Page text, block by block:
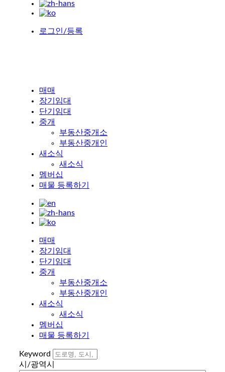
로그인/등록
매매
장기임대
단기임대
중개
부동산중개소
부동산중개인
새소식
새소식
멤버십
매물 등록하기
매매
장기임대
단기임대
중개
부동산중개소
부동산중개인
새소식
새소식
멤버십
매물 등록하기
Keyword
시/광역시